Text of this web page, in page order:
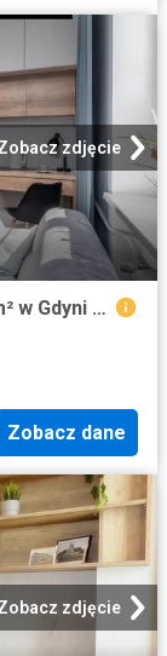
zdjęcie
Zapraszam do wynajmu kawalerki 20m² w Gdyni Działki Leśne
Zobacz dane
zdjęcie